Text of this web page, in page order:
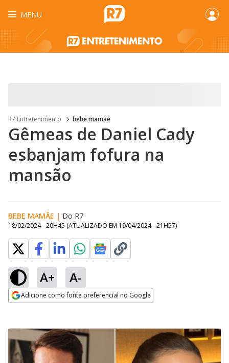
MENU
R7 Entretenimento bebe mamae
Gêmeas de Daniel Cady
esbanjam fofura na
mansão
BEBE MAMÃE | Do R7
18/02/2024 - 20H45 (ATUALIZADO EM 19/04/2024 - 21H57)
A+ A-
Adicione como fonte preferencial no Google